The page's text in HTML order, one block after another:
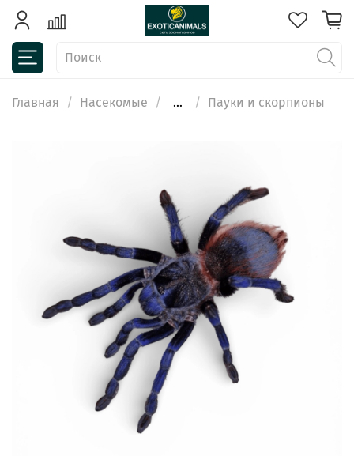
Главная Насекомые ... Пауки и скорпионы